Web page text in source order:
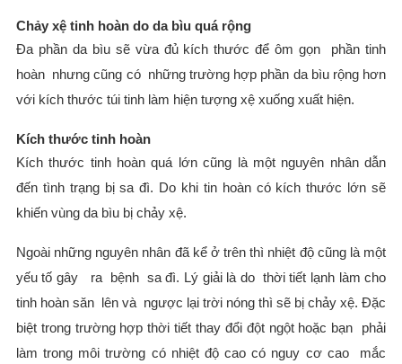
Chảy xệ tinh hoàn do da bìu quá rộng
Đa phần da bìu sẽ vừa đủ kích thước để ôm gọn phần tinh
hoàn nhưng cũng có những trường hợp phần da bìu rộng hơn
với kích thước túi tinh làm hiện tượng xệ xuống xuất hiện.
Kích thước tinh hoàn
Kích thước tinh hoàn quá lớn cũng là một nguyên nhân dẫn
đến tình trạng bị sa đì. Do khi tin hoàn có kích thước lớn sẽ
khiến vùng da bìu bị chảy xệ.
Ngoài những nguyên nhân đã kể ở trên thì nhiệt độ cũng là một
yếu tố gây ra bệnh sa đì. Lý giải là do thời tiết lạnh làm cho
tinh hoàn săn lên và ngược lại trời nóng thì sẽ bị chảy xệ. Đặc
biệt trong trường hợp thời tiết thay đổi đột ngột hoặc bạn phải
làm trong môi trường có nhiệt độ cao có nguy cơ cao mắc